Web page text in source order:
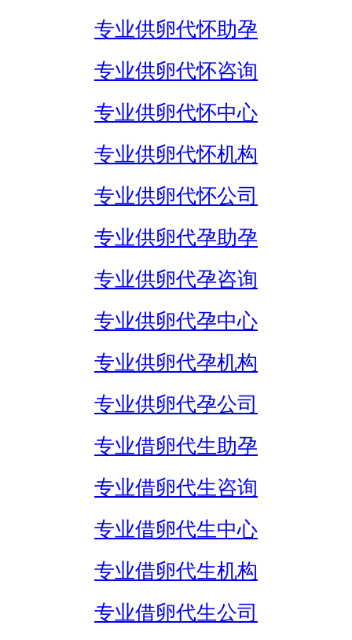
专业供卵代怀助孕
专业供卵代怀咨询
专业供卵代怀中心
专业供卵代怀机构
专业供卵代怀公司
专业供卵代孕助孕
专业供卵代孕咨询
专业供卵代孕中心
专业供卵代孕机构
专业供卵代孕公司
专业借卵代生助孕
专业借卵代生咨询
专业借卵代生中心
专业借卵代生机构
专业借卵代生公司